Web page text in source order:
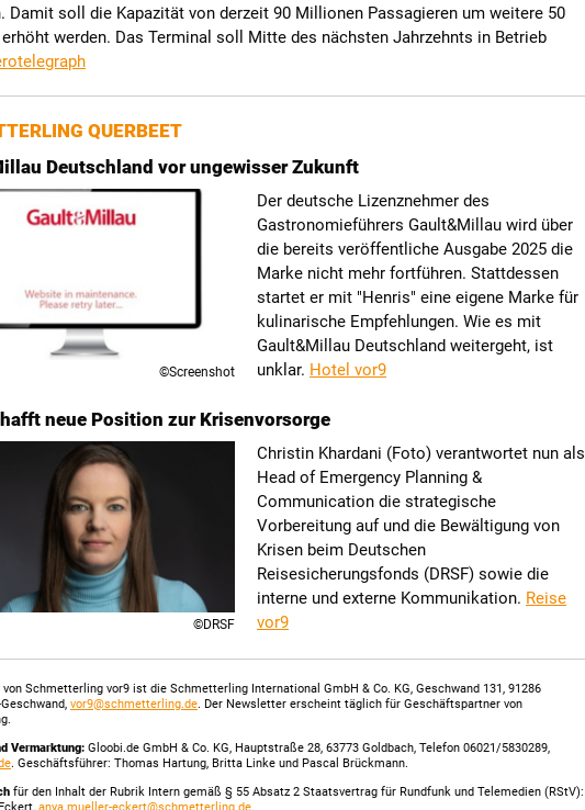
Damit soll die Kapazität von derzeit 90 Millionen Passagieren um weitere 50
werden. Das Terminal soll Mitte des nächsten Jahrzehnts in Betrieb
QUERBEET
Deutschland vor ungewisser Zukunft
©Screenshot
Der deutsche Lizenznehmer des
Gastronomieführers Gault&Millau wird über
die bereits veröffentliche Ausgabe 2025 die
Marke nicht mehr fortführen. Stattdessen
startet er mit "Henris" eine eigene Marke für
kulinarische Empfehlungen. Wie es mit
Gault&Millau Deutschland weitergeht, ist
unklar. Hotel vor9
neue Position zur Krisenvorsorge
©DRSF
Christin Khardani (Foto) verantwortet nun als
Head of Emergency Planning &
Communication die strategische
Vorbereitung auf und die Bewältigung von
Krisen beim Deutschen
Reisesicherungsfonds (DRSF) sowie die
interne und externe Kommunikation. Reise
vor9
von Schmetterling vor9 ist die Schmetterling International GmbH & Co. KG, Geschwand 131, 91286
vor9@schmetterling.de. Der Newsletter erscheint täglich für Geschäftspartner von
Vermarktung: Gloobi.de GmbH & Co. KG, Hauptstraße 28, 63773 Goldbach, Telefon 06021/5830289,
. Geschäftsführer: Thomas Hartung, Britta Linke und Pascal Brückmann.
für den Inhalt der Rubrik Intern gemäß § 55 Absatz 2 Staatsvertrag für Rundfunk und Telemedien (RStV):